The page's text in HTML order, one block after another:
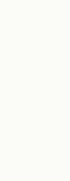
Wählen,
Ihr